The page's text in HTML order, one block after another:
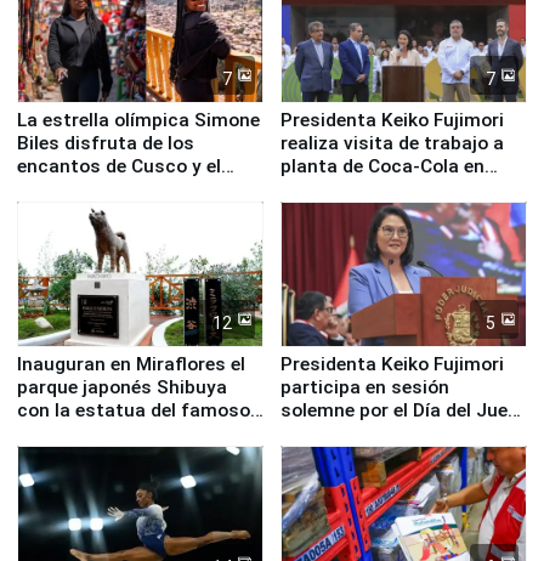
7
La estrella olímpica Simone
Biles disfruta de los
encantos de Cusco y el
7
Presidenta Keiko Fujimori
realiza visita de trabajo a
planta de Coca-Cola en
12
Inauguran en Miraflores el
parque japonés Shibuya
con la estatua del famoso
5
Presidenta Keiko Fujimori
participa en sesión
solemne por el Día del Juez